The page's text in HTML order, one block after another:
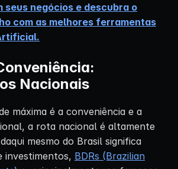
seus negócios e descubra o
com as melhores ferramentas
Nacionais
máxima é a conveniência e a
a rota nacional é altamente
mesmo do Brasil significa
investimentos, BDRs (Brazilian